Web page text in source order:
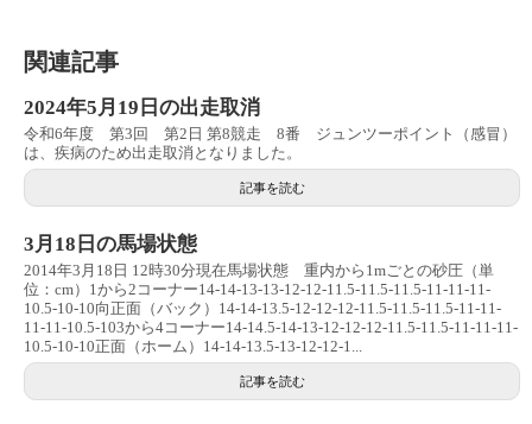
関連記事
2024年5月19日の出走取消
令和6年度 第3回 第2日 第8競走 8番 ジュンツーポイント（感冒）
は、疾病のため出走取消となりました。
記事を読む
3月18日の馬場状態
2014年3月18日 12時30分現在馬場状態 重内から1mごとの砂圧（単
位：cm）1から2コーナー14-14-13-13-12-12-11.5-11.5-11.5-11-11-11-
10.5-10-10向正面（バック）14-14-13.5-12-12-12-11.5-11.5-11.5-11-11-
11-11-10.5-103から4コーナー14-14.5-14-13-12-12-12-11.5-11.5-11-11-11-
10.5-10-10正面（ホーム）14-14-13.5-13-12-12-1...
記事を読む